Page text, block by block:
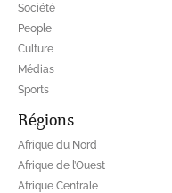
Société
People
Culture
Médias
Sports
Régions
Afrique du Nord
Afrique de l’Ouest
Afrique Centrale